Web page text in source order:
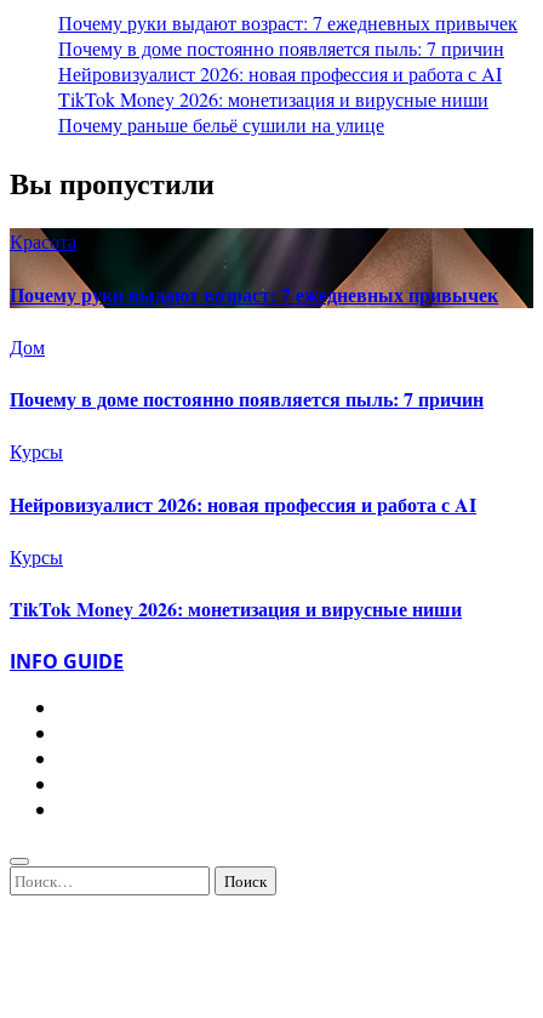
Почему руки выдают возраст: 7 ежедневных привычек
Почему в доме постоянно появляется пыль: 7 причин
Нейровизуалист 2026: новая профессия и работа с AI
TikTok Money 2026: монетизация и вирусные ниши
Почему раньше бельё сушили на улице
Вы пропустили
Красота
Почему руки выдают возраст: 7 ежедневных привычек
Дом
Почему в доме постоянно появляется пыль: 7 причин
Курсы
Нейровизуалист 2026: новая профессия и работа с AI
Курсы
TikTok Money 2026: монетизация и вирусные ниши
INFO GUIDE
Найти: